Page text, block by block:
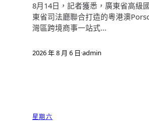
8月14日，記者獲悉，廣東省高級
東省司法廳聯合打造的粵港澳
灣區跨境商事一站式…
2026 年 8 月 6 日·admin
星期六